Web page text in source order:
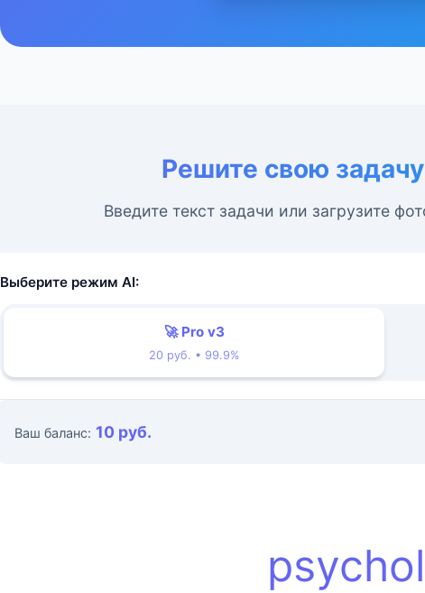
Решите свою
Введите текст задачи или загрузите
Выберите режим AI:
🚀 Pro v3
20 руб. • 99.9%
Ваш баланс: 10 руб.